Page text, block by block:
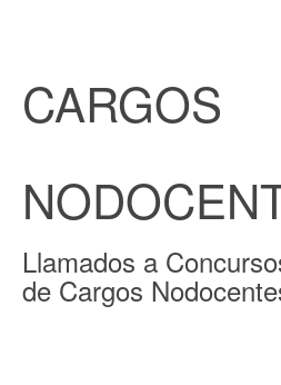
CARGOS
Llamados a
de Cargos